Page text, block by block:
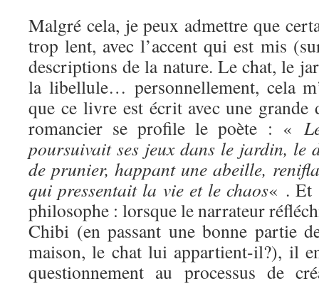
Malgré cela, je peux admettre que
trop lent, avec l’accent qui est mis
descriptions de la nature. Le chat, le
la libellule… personnellement, cela
que ce livre est écrit avec une grande
romancier se profile le poète : «
poursuivait ses jeux dans le jardin, le
de prunier, happant une abeille,
qui pressentait la vie et le chaos« . Et
philosophe : lorsque le narrateur
Chibi (en passant une bonne partie
maison, le chat lui appartient-il?), il
questionnement au processus de